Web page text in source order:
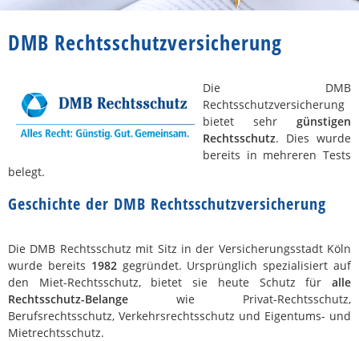
DMB Rechtsschutzversicherung
Die DMB
Rechtsschutzversicherung
bietet sehr günstigen
Rechtsschutz. Dies wurde
bereits in mehreren Tests
belegt.
Geschichte der DMB Rechtsschutzversicherung
Die DMB Rechtsschutz mit Sitz in der Versicherungsstadt Köln
wurde bereits 1982gegründet. Ursprünglich spezialisiert auf
den Miet-Rechtsschutz, bietet sie heute Schutz für alle
Rechtsschutz-Belange wie Privat-Rechtsschutz,
Berufsrechtsschutz, Verkehrsrechtsschutz und Eigentums- und
Mietrechtsschutz.